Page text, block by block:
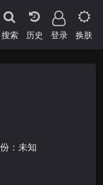
搜索 登录 换肤
：未知